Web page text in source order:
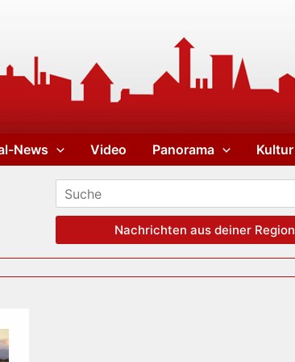
News Video Panorama Kultur
Nachrichten aus deiner Region